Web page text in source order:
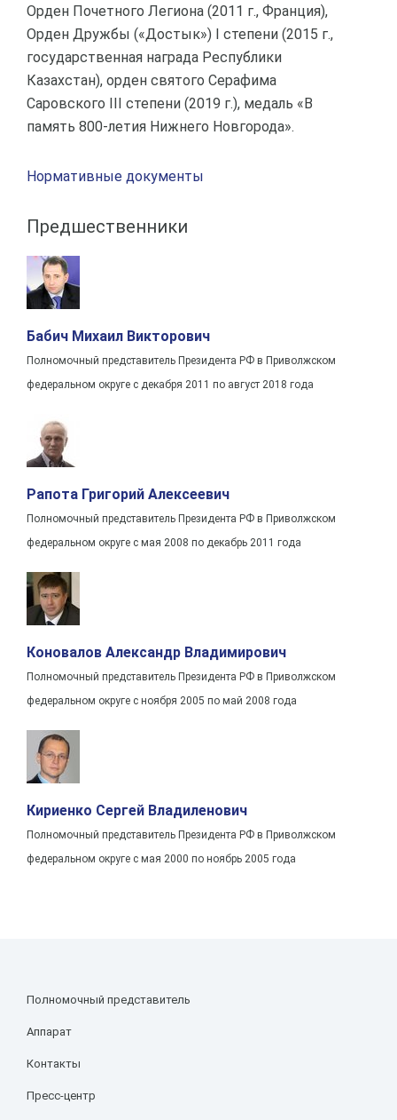
Орден Почетного Легиона (2011 г., Франция),
Орден Дружбы («Достык») I степени (2015 г.,
государственная награда Республики
Казахстан), орден святого Серафима
Саровского III степени (2019 г.), медаль «В
память 800-летия Нижнего Новгорода».
Нормативные документы
Предшественники
Бабич Михаил Викторович
Полномочный представитель Президента РФ в Приволжском
федеральном округе с декабря 2011 по август 2018 года
Рапота Григорий Алексеевич
Полномочный представитель Президента РФ в Приволжском
федеральном округе с мая 2008 по декабрь 2011 года
Коновалов Александр Владимирович
Полномочный представитель Президента РФ в Приволжском
федеральном округе с ноября 2005 по май 2008 года
Кириенко Сергей Владиленович
Полномочный представитель Президента РФ в Приволжском
федеральном округе с мая 2000 по ноябрь 2005 года
Полномочный представитель
Аппарат
Контакты
Пресс-центр